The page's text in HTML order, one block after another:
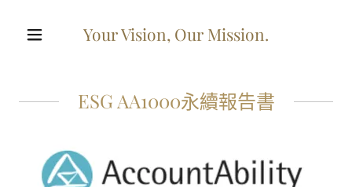
Your Vision, Our Mission.
ESG AA1000永續報告書